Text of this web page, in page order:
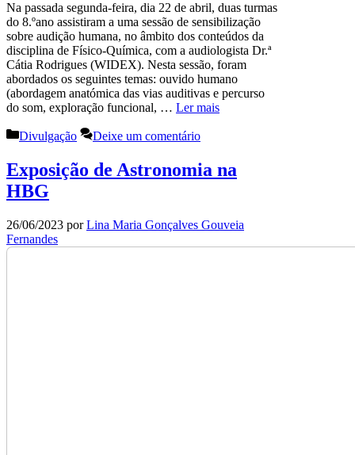
Na passada segunda-feira, dia 22 de abril, duas turmas
do 8.ºano assistiram a uma sessão de sensibilização
sobre audição humana, no âmbito dos conteúdos da
disciplina de Físico-Química, com a audiologista Dr.ª
Cátia Rodrigues (WIDEX). Nesta sessão, foram
abordados os seguintes temas: ouvido humano
(abordagem anatómica das vias auditivas e percurso
do som, exploração funcional, … Ler mais
Categorias
Divulgação Deixe um comentário
Exposição de Astronomia na
HBG
26/06/2023 porLina Maria Gonçalves Gouveia
Fernandes